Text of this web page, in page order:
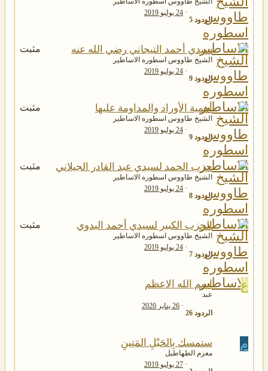
الردود 5
24 يوليو 2019
مثبت سيدي أحمد التيجاني رضي الله عنه
الشيخ طاووس اسطوره الاساطير
الردود 9
24 يوليو 2019
مثبت أهمية الأوراد والمداومة عليها
الشيخ طاووس اسطوره الاساطير
الردود 9
24 يوليو 2019
مثبت حزب الحمد لسيدي عبد القادر الجيلاني
الشيخ طاووس اسطوره الاساطير
الردود 8
24 يوليو 2019
مثبت الحزب الكبير لسيدي أحمد البدوي
الشيخ طاووس اسطوره الاساطير
الردود 7
24 يوليو 2019
ع اسم الله الاعظم
عبد
الردود 26
26 يناير 2020
م ستمسك بِالحَبْلِ المَتِينِ
معزم الطهاطيل
27 يوليو 2019